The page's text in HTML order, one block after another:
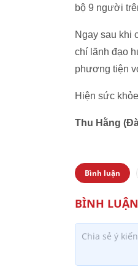
bộ 9 người
Ngay sau khi
chí lãnh đạo
phương tiện
Hiện sức
Thu Hằng
Bình luận